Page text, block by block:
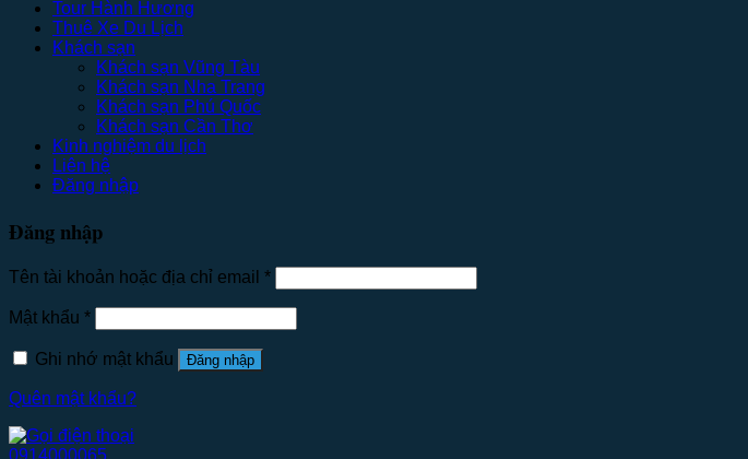
Tour Hành Hương
Thuê Xe Du Lịch
Khách sạn
Khách sạn Vũng Tàu
Khách sạn Nha Trang
Khách sạn Phú Quốc
Khách sạn Cần Thơ
Kinh nghiệm du lịch
Liên hệ
Đăng nhập
Đăng nhập
Tên tài khoản hoặc địa chỉ email *
Mật khẩu *
Ghi nhớ mật khẩu Đăng nhập
Quên mật khẩu?
0914000065